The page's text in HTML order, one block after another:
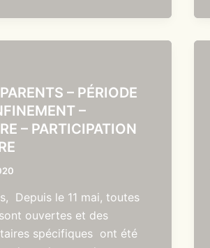
– PÉRIODE
–
– PARTICIPATION
Depuis le 11 mai, toutes
ouvertes et des
spécifiques ont été